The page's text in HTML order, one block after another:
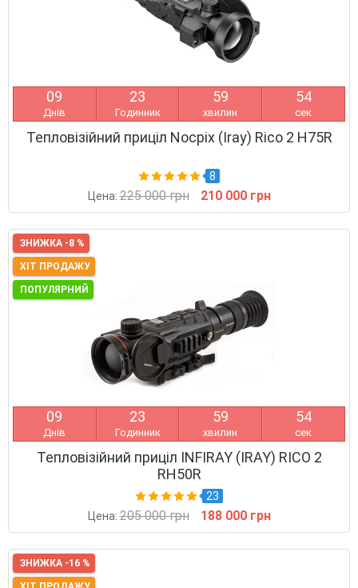
09
Днів
23
Годинник
59
хвилин
53
сек
Тепловізійний приціл Nocpix (Iray) Rico 2 H75R
8
Цена:225 000 грн 210 000 грн
ЗНИЖКА -8 %
ХІТ ПРОДАЖУ
ПОПУЛЯРНИЙ
09
Днів
23
Годинник
59
хвилин
53
сек
Тепловізійний приціл INFIRAY (IRAY) RICO 2
RH50R
23
Цена:205 000 грн 188 000 грн
ЗНИЖКА -16 %